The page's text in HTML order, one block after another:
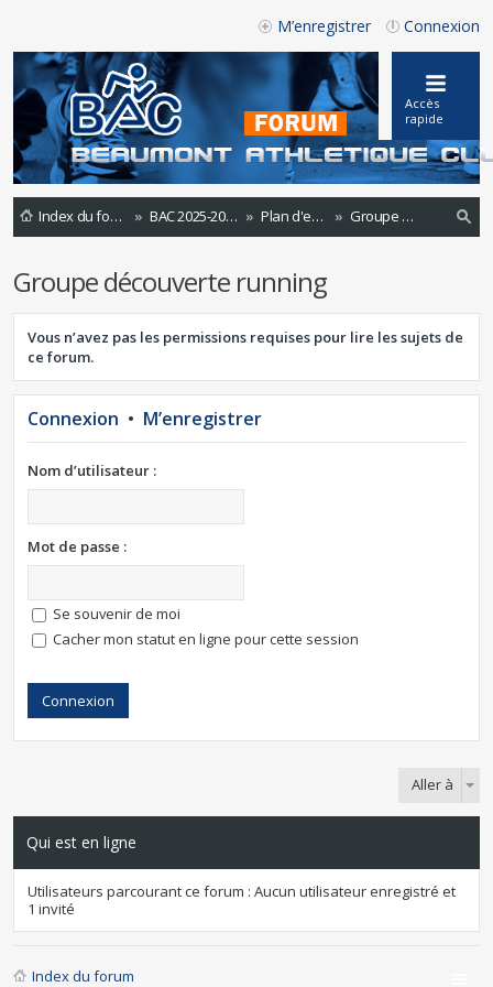
Connexion
M’enregistrer
Accès
rapide
Index du forum BAC 2025-2026 Plan d'entrainements 2020 -2021
Groupe découverte running
rc
he
Groupe découverte running
Vous n’avez pas les permissions requises pour lire les sujets de
ce forum.
Connexion • M’enregistrer
Nom d’utilisateur :
Mot de passe :
Se souvenir de moi
Cacher mon statut en ligne pour cette session
Aller à
Qui est en ligne
Utilisateurs parcourant ce forum : Aucun utilisateur enregistré et
1 invité
Index du forum